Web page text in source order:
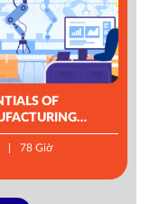
OF
78 Giờ